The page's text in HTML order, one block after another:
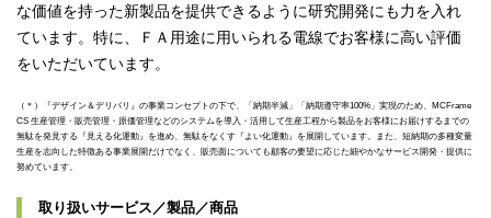
な価値を持った新製品を提供できるように研究開発にも力を入れ
ています。特に、ＦＡ用途に用いられる電線でお客様に高い評価
をいただいています。
（＊）『デザイン＆デリバリ』の事業コンセプトの下で、「納期半減」「納期遵守率100%」実現のため、MCFrame
CS 生産管理・販売管理・原価管理などのシステムを導入・活用して生産工程から製品をお客様にお届けするまでの
無駄を発見する『見える化運動』を進め、無駄をなくす『よい化運動』を展開しています。また、短納期の多種変量
生産を志向した特徴ある事業展開だけでなく、販売面についても顧客の要望に応じた細やかなサービス開発・提供に
努めています。
取り扱いサービス／製品／商品